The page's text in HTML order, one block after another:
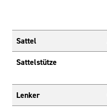
Sattel
Sattelstütze
Lenker